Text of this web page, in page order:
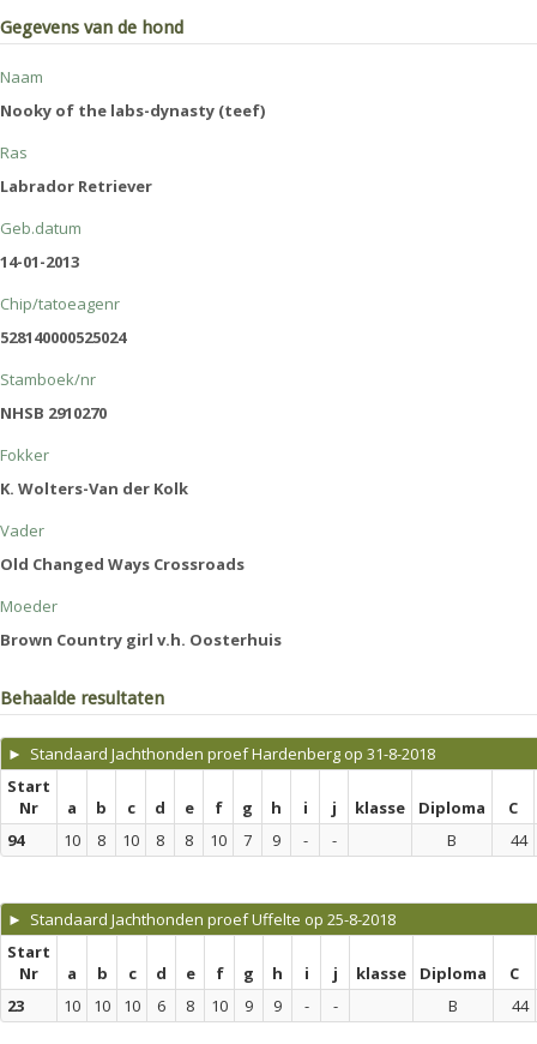
Gegevens van de hond
Naam
Nooky of the labs-dynasty (teef)
Ras
Labrador Retriever
Geb.datum
14-01-2013
Chip/tatoeagenr
528140000525024
Stamboek/nr
NHSB 2910270
Fokker
K. Wolters-Van der Kolk
Vader
Old Changed Ways Crossroads
Moeder
Brown Country girl v.h. Oosterhuis
Behaalde resultaten
► Standaard Jachthonden proef Hardenberg op 31-8-2018
Start
Nr
a b c d e f g h i j klasse Diploma
C
94
10 8 10 8 8 10 7 9 - - B 44
► Standaard Jachthonden proef Uffelte op 25-8-2018
Start
Nr
a b c d e f g h i j klasse Diploma
C
23
10 10 10 6 8 10 9 9 - - B 44